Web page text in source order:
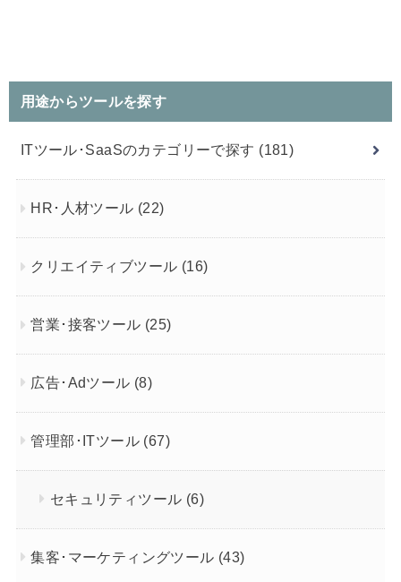
用途からツールを探す
ITツール･SaaSのカテゴリーで探す (181)
HR･人材ツール (22)
クリエイティブツール (16)
営業･接客ツール (25)
広告･Adツール (8)
管理部･ITツール (67)
セキュリティツール (6)
集客･マーケティングツール (43)